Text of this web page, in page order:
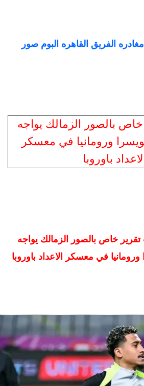
الفريق القاهره البوم صور
خاص بالصور الزمالك يواجه
في معسكر الاعداد باوروبا